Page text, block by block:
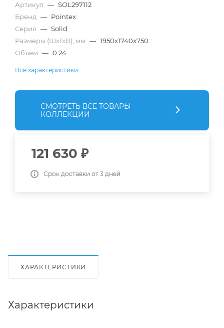
Артикул — SOL297112
Бренд — Pointex
Серия — Solid
Размеры (ШхГхВ), мм — 1950x1740x750
Объем — 0.24
Все характеристики
СМОТРЕТЬ ВСЕ ТОВАРЫ
КОЛЛЕКЦИИ
121 630 ₽
Срок доставки от 3 дней
ХАРАКТЕРИСТИКИ
Характеристики